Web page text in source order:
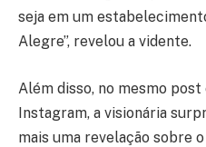
seja em um
Alegre”, revelou a vidente.
Além disso, no mesmo
Instagram, a visionária
mais uma revelação sobre